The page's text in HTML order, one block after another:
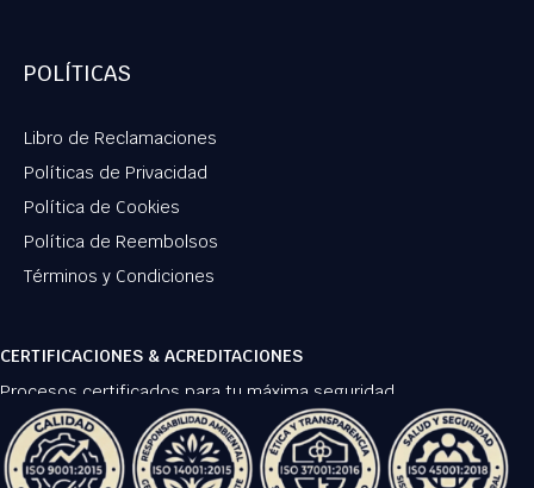
POLÍTICAS
Libro de Reclamaciones
Políticas de Privacidad
Política de Cookies
Política de Reembolsos
Términos y Condiciones
CERTIFICACIONES & ACREDITACIONES
Procesos certificados para tu máxima seguridad.